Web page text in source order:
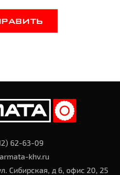
62-63-09
khv.ru
Сибирская, д 6, офис 20, 25